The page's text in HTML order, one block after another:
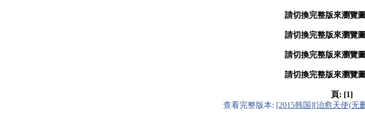
請切換完整版來瀏覽
請切換完整版來瀏覽
請切換完整版來瀏覽
請切換完整版來瀏覽
頁: [1]
查看完整版本: [2015韩国][治愈天使(无